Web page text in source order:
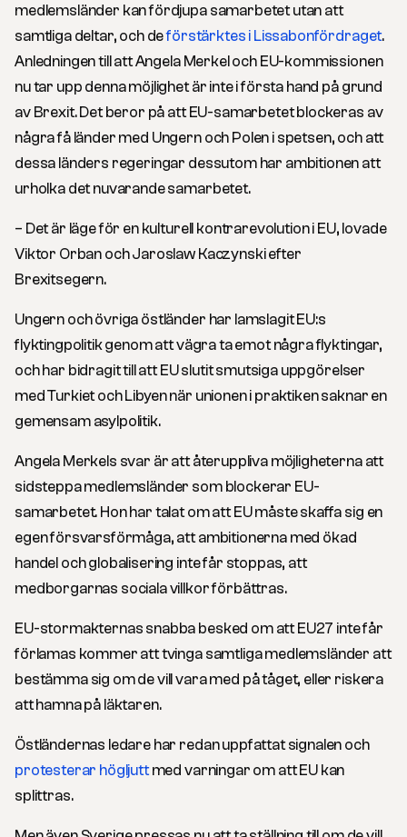
medlemsländer kan fördjupa samarbetet utan att
samtliga deltar, och deförstärktes i Lissabonfördraget.
Anledningen till att Angela Merkel och EU-kommissionen
nu tar upp denna möjlighet är inte i första hand på grund
av Brexit. Det beror på att EU-samarbetet blockeras av
några få länder med Ungern och Polen i spetsen, och att
dessa länders regeringar dessutom har ambitionen att
urholka det nuvarande samarbetet.
– Det är läge för en kulturell kontrarevolution i EU, lovade
Viktor Orban och Jaroslaw Kaczynski efter
Brexitsegern.
Ungern och övriga östländer har lamslagit EU:s
flyktingpolitik genom att vägra ta emot några flyktingar,
och har bidragit till att EU slutit smutsiga uppgörelser
med Turkiet och Libyen när unionen i praktiken saknar en
gemensam asylpolitik.
Angela Merkels svar är att återuppliva möjligheterna att
sidsteppa medlemsländer som blockerar EU-
samarbetet. Hon har talat om att EU måste skaffa sig en
egen försvarsförmåga, att ambitionerna med ökad
handel och globalisering inte får stoppas, att
medborgarnas sociala villkor förbättras.
EU-stormakternas snabba besked om att EU27 inte får
förlamas kommer att tvinga samtliga medlemsländer att
bestämma sig om de vill vara med på tåget, eller riskera
att hamna på läktaren.
Östländernas ledare har redan uppfattat signalen och
protesterar högljuttmed varningar om att EU kan
splittras.